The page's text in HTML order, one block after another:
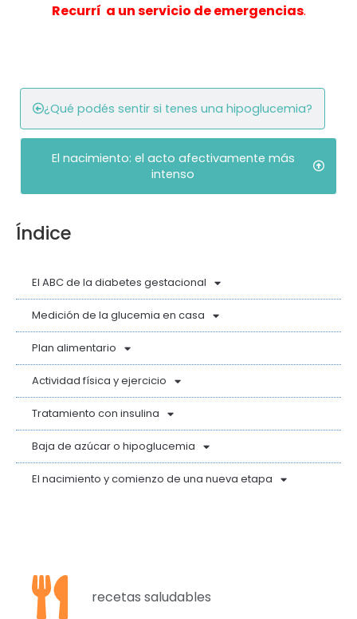
Recurrí a un servicio de emergencias.
¿Qué podés sentir si tenes una hipoglucemia?
El nacimiento: el acto afectivamente más
intenso
Índice
El ABC de la diabetes gestacional
Medición de la glucemia en casa
Plan alimentario
Actividad física y ejercicio
Tratamiento con insulina
Baja de azúcar o hipoglucemia
El nacimiento y comienzo de una nueva etapa
recetas saludables